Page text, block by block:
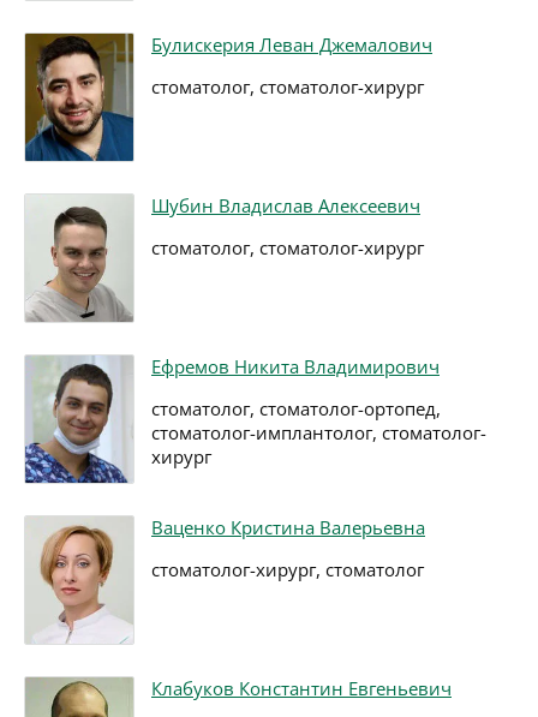
Булискерия Леван Джемалович
стоматолог, стоматолог-хирург
Шубин Владислав Алексеевич
стоматолог, стоматолог-хирург
Ефремов Никита Владимирович
стоматолог, стоматолог-ортопед,
стоматолог-имплантолог, стоматолог-
хирург
Ваценко Кристина Валерьевна
стоматолог-хирург, стоматолог
Клабуков Константин Евгеньевич